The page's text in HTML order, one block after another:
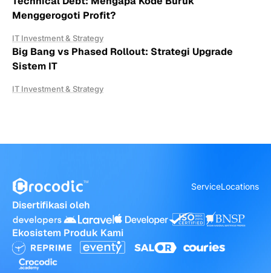
Menggerogoti Profit?
IT Investment & Strategy
Big Bang vs Phased Rollout: Strategi Upgrade
Sistem IT
IT Investment & Strategy
ServiceLocations
Disertifikasi oleh
Ekosistem Produk Kami